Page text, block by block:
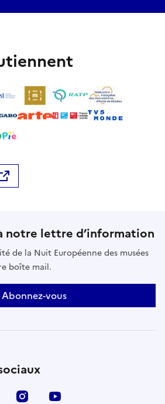
notre lettre d’information
de la Nuit Européenne des musées
boîte mail.
Abonnez-vous
Facebook Instagram